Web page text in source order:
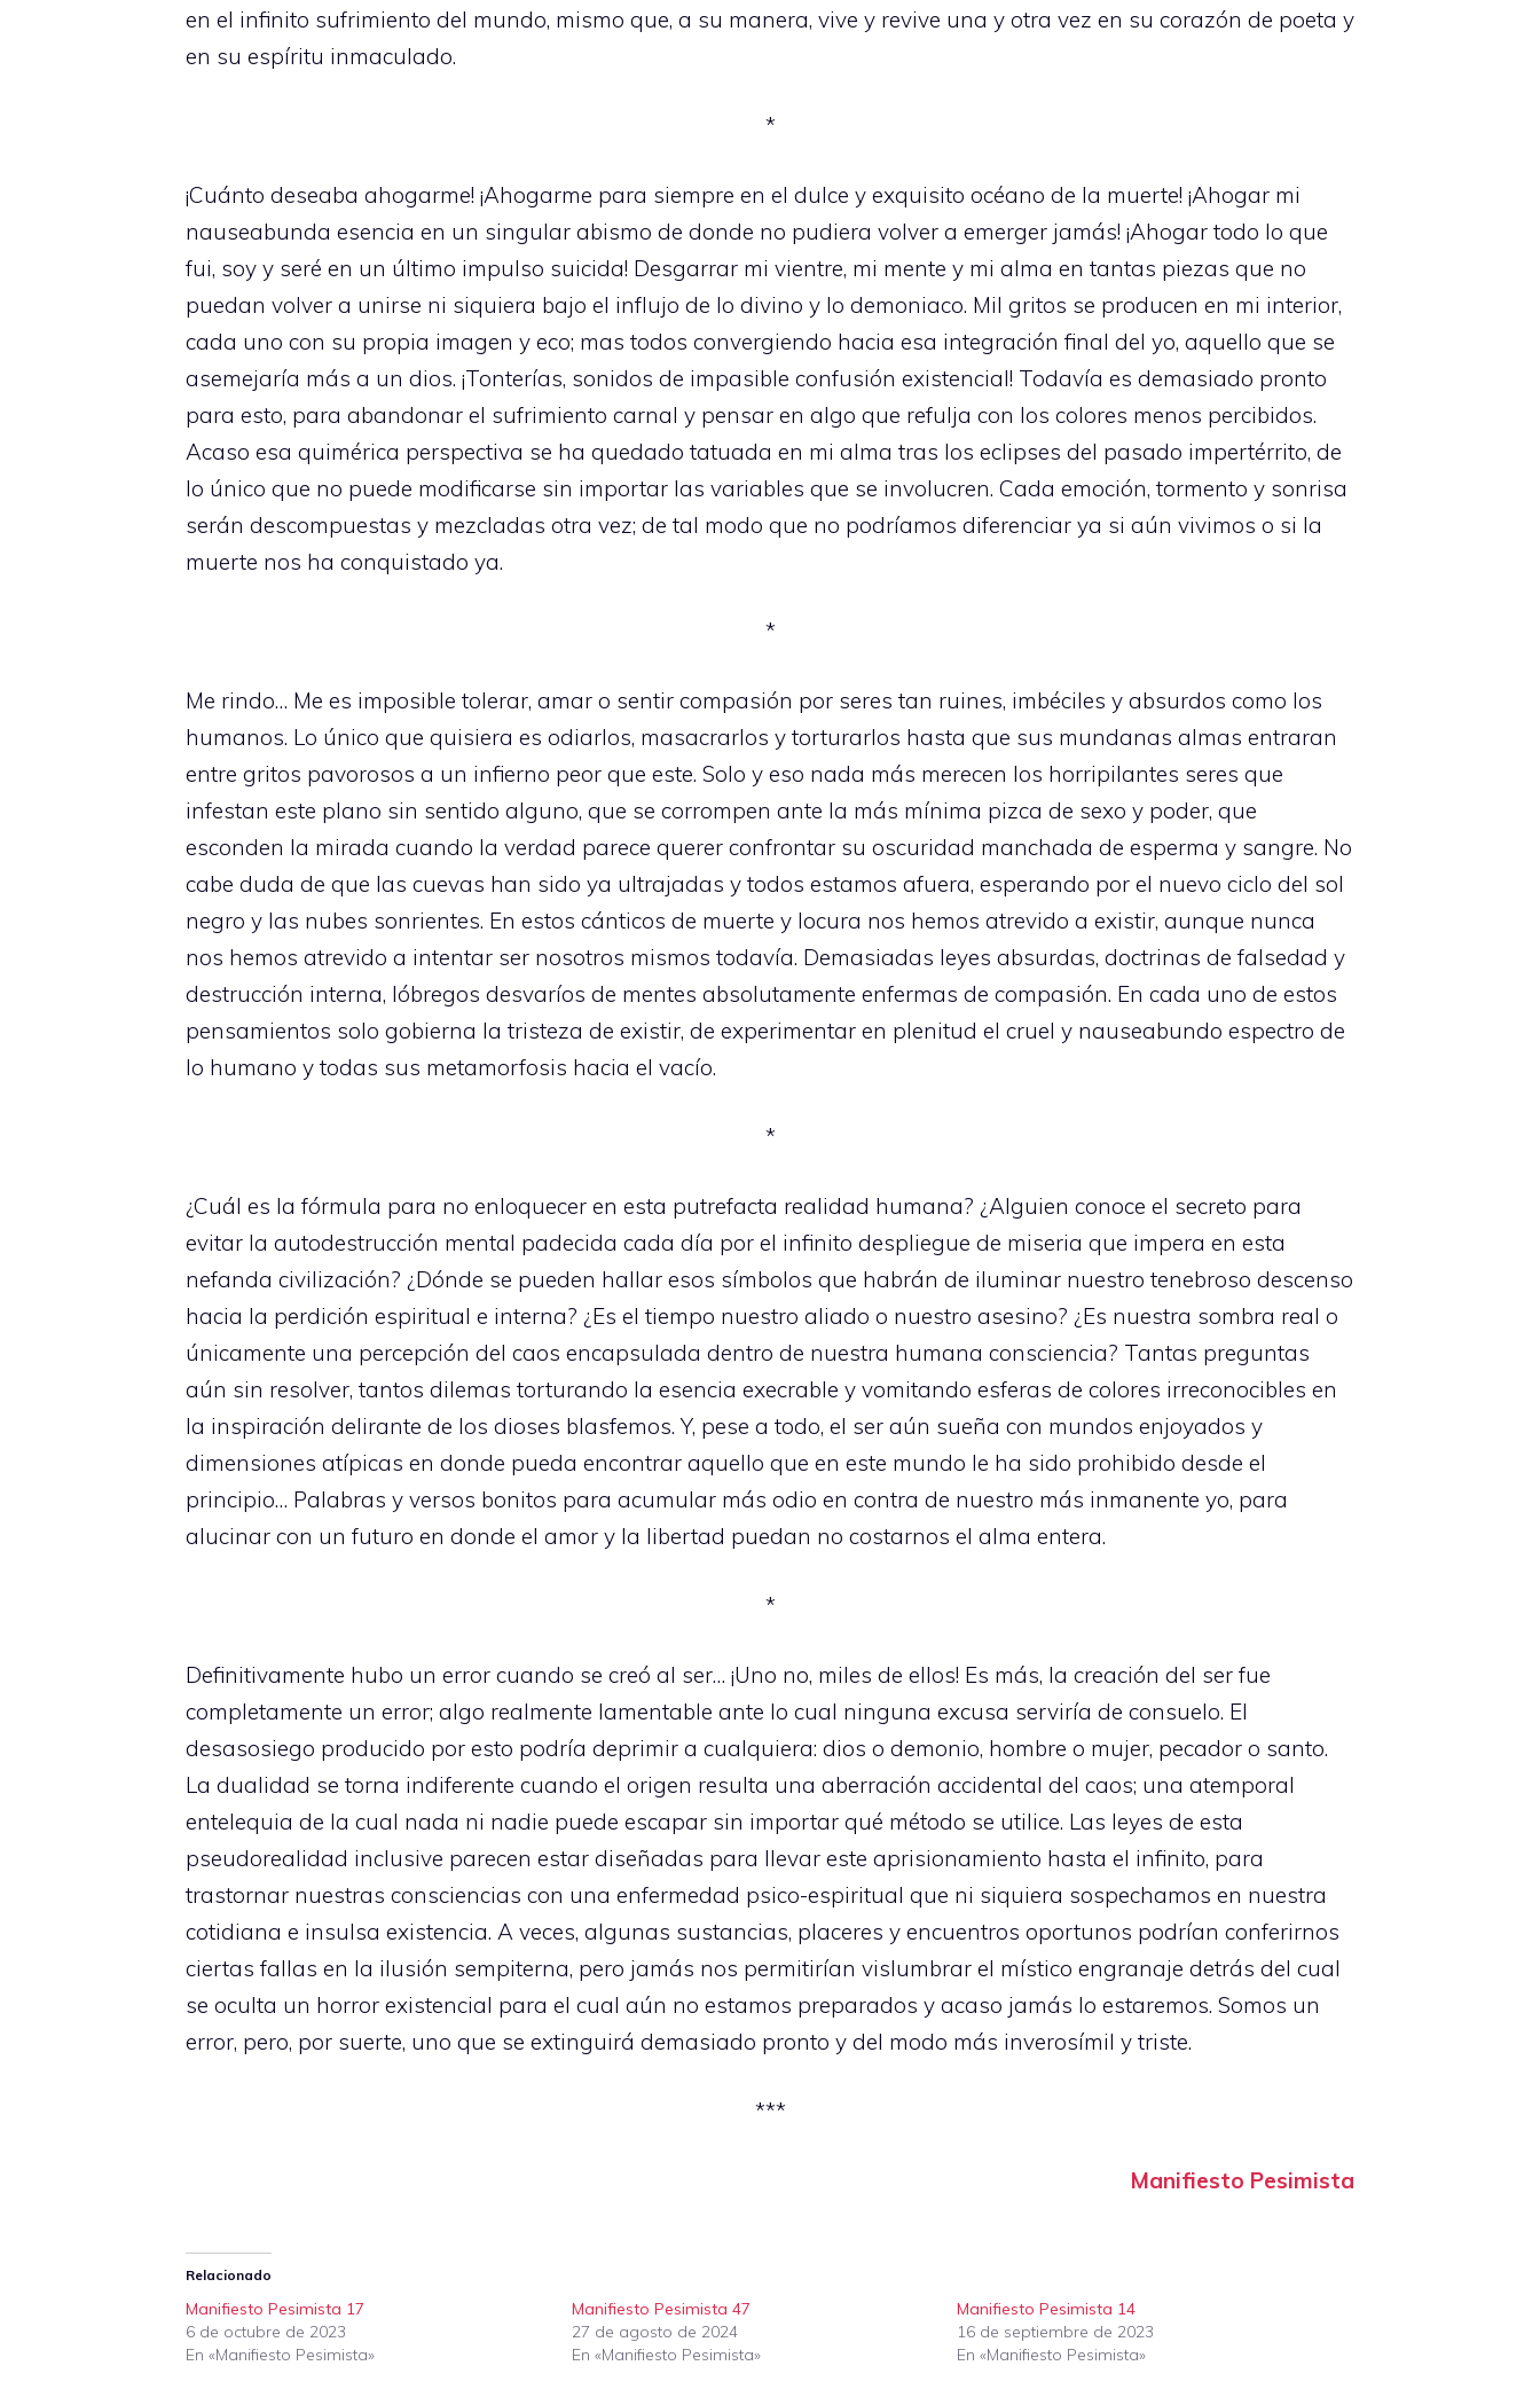
en el infinito sufrimiento del mundo, mismo que, a su manera, vive y revive una y otra vez en su corazón de poeta y
en su espíritu inmaculado.
*
¡Cuánto deseaba ahogarme! ¡Ahogarme para siempre en el dulce y exquisito océano de la muerte! ¡Ahogar mi
nauseabunda esencia en un singular abismo de donde no pudiera volver a emerger jamás! ¡Ahogar todo lo que
fui, soy y seré en un último impulso suicida! Desgarrar mi vientre, mi mente y mi alma en tantas piezas que no
puedan volver a unirse ni siquiera bajo el influjo de lo divino y lo demoniaco. Mil gritos se producen en mi interior,
cada uno con su propia imagen y eco; mas todos convergiendo hacia esa integración final del yo, aquello que se
asemejaría más a un dios. ¡Tonterías, sonidos de impasible confusión existencial! Todavía es demasiado pronto
para esto, para abandonar el sufrimiento carnal y pensar en algo que refulja con los colores menos percibidos.
Acaso esa quimérica perspectiva se ha quedado tatuada en mi alma tras los eclipses del pasado impertérrito, de
lo único que no puede modificarse sin importar las variables que se involucren. Cada emoción, tormento y sonrisa
serán descompuestas y mezcladas otra vez; de tal modo que no podríamos diferenciar ya si aún vivimos o si la
muerte nos ha conquistado ya.
*
Me rindo… Me es imposible tolerar, amar o sentir compasión por seres tan ruines, imbéciles y absurdos como los
humanos. Lo único que quisiera es odiarlos, masacrarlos y torturarlos hasta que sus mundanas almas entraran
entre gritos pavorosos a un infierno peor que este. Solo y eso nada más merecen los horripilantes seres que
infestan este plano sin sentido alguno, que se corrompen ante la más mínima pizca de sexo y poder, que
esconden la mirada cuando la verdad parece querer confrontar su oscuridad manchada de esperma y sangre. No
cabe duda de que las cuevas han sido ya ultrajadas y todos estamos afuera, esperando por el nuevo ciclo del sol
negro y las nubes sonrientes. En estos cánticos de muerte y locura nos hemos atrevido a existir, aunque nunca
nos hemos atrevido a intentar ser nosotros mismos todavía. Demasiadas leyes absurdas, doctrinas de falsedad y
destrucción interna, lóbregos desvaríos de mentes absolutamente enfermas de compasión. En cada uno de estos
pensamientos solo gobierna la tristeza de existir, de experimentar en plenitud el cruel y nauseabundo espectro de
lo humano y todas sus metamorfosis hacia el vacío.
*
¿Cuál es la fórmula para no enloquecer en esta putrefacta realidad humana? ¿Alguien conoce el secreto para
evitar la autodestrucción mental padecida cada día por el infinito despliegue de miseria que impera en esta
nefanda civilización? ¿Dónde se pueden hallar esos símbolos que habrán de iluminar nuestro tenebroso descenso
hacia la perdición espiritual e interna? ¿Es el tiempo nuestro aliado o nuestro asesino? ¿Es nuestra sombra real o
únicamente una percepción del caos encapsulada dentro de nuestra humana consciencia? Tantas preguntas
aún sin resolver, tantos dilemas torturando la esencia execrable y vomitando esferas de colores irreconocibles en
la inspiración delirante de los dioses blasfemos. Y, pese a todo, el ser aún sueña con mundos enjoyados y
dimensiones atípicas en donde pueda encontrar aquello que en este mundo le ha sido prohibido desde el
principio… Palabras y versos bonitos para acumular más odio en contra de nuestro más inmanente yo, para
alucinar con un futuro en donde el amor y la libertad puedan no costarnos el alma entera.
*
Definitivamente hubo un error cuando se creó al ser… ¡Uno no, miles de ellos! Es más, la creación del ser fue
completamente un error; algo realmente lamentable ante lo cual ninguna excusa serviría de consuelo. El
desasosiego producido por esto podría deprimir a cualquiera: dios o demonio, hombre o mujer, pecador o santo.
La dualidad se torna indiferente cuando el origen resulta una aberración accidental del caos; una atemporal
entelequia de la cual nada ni nadie puede escapar sin importar qué método se utilice. Las leyes de esta
pseudorealidad inclusive parecen estar diseñadas para llevar este aprisionamiento hasta el infinito, para
trastornar nuestras consciencias con una enfermedad psico-espiritual que ni siquiera sospechamos en nuestra
cotidiana e insulsa existencia. A veces, algunas sustancias, placeres y encuentros oportunos podrían conferirnos
ciertas fallas en la ilusión sempiterna, pero jamás nos permitirían vislumbrar el místico engranaje detrás del cual
se oculta un horror existencial para el cual aún no estamos preparados y acaso jamás lo estaremos. Somos un
error, pero, por suerte, uno que se extinguirá demasiado pronto y del modo más inverosímil y triste.
***
Manifiesto Pesimista
Relacionado
Manifiesto Pesimista 17
6 de octubre de 2023
En «Manifiesto Pesimista»
Manifiesto Pesimista 47
27 de agosto de 2024
En «Manifiesto Pesimista»
Manifiesto Pesimista 14
16 de septiembre de 2023
En «Manifiesto Pesimista»